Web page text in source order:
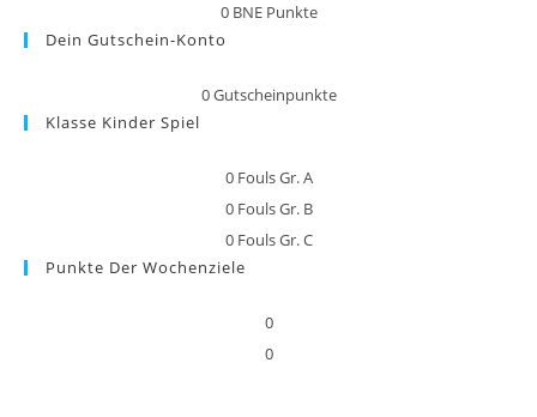
0 BNE Punkte
Dein Gutschein-Konto
0Gutscheinpunkte
Klasse Kinder Spiel
0 Fouls Gr. A
0 Fouls Gr. B
0 Fouls Gr. C
Punkte Der Wochenziele
0
0